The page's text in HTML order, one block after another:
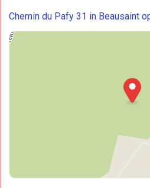
Chemin du Pafy 31 in Beausaint